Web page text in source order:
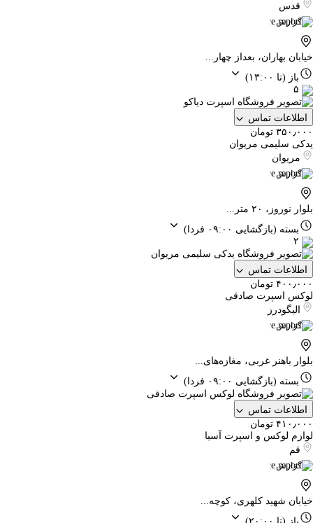
قدس
گزارش
خیابان بهاران، بعداز چهار...
باز (تا ۱۳:۰۰)
۵
اطلاعات تماس
۳۵۰٫۰۰۰ تومان
یدکی سلیمی مریوان
مریوان
گزارش
بلوار نوروز، ۲۰ متر...
بسته (بازگشایی ۰۹:۰۰ فردا)
۲
اطلاعات تماس
۴۰۰٫۰۰۰ تومان
لوکس اسپرت صادقی
الیگودرز
گزارش
بلوار باهنر غربی، مغازه‌های...
بسته (بازگشایی ۰۹:۰۰ فردا)
اطلاعات تماس
۴۱۰٫۰۰۰ تومان
لوازم لوکس و اسپرت آسیا
قم
گزارش
خیابان شهید کلهری، کوچه...